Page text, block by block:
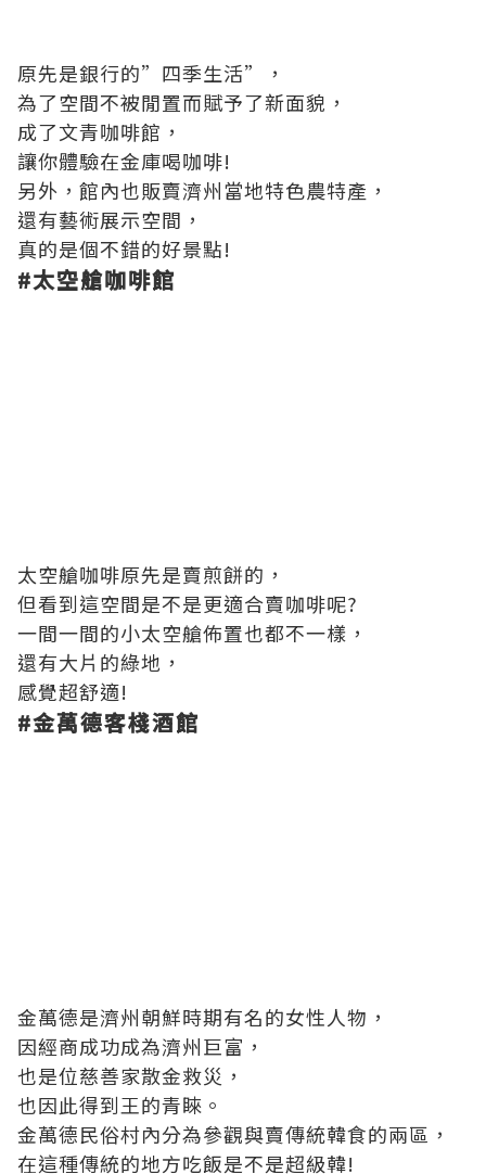
原先是銀行的”四季生活”，
為了空間不被閒置而賦予了新面貌，
成了文青咖啡館，
讓你體驗在金庫喝咖啡!
另外，館內也販賣濟州當地特色農特產，
還有藝術展示空間，
真的是個不錯的好景點!
#太空艙咖啡館
太空艙咖啡原先是賣煎餅的，
但看到這空間是不是更適合賣咖啡呢?
一間一間的小太空艙佈置也都不一樣，
還有大片的綠地，
感覺超舒適!
#金萬德客棧酒館
金萬德是濟州朝鮮時期有名的女性人物，
因經商成功成為濟州巨富，
也是位慈善家散金救災，
也因此得到王的青睞。
金萬德民俗村內分為參觀與賣傳統韓食的兩區，
在這種傳統的地方吃飯是不是超級韓!